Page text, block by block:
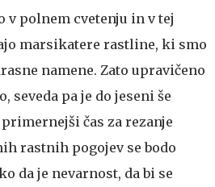
v polnem cvetenju in v tej
marsikatere rastline, ki smo
namene. Zato upravičeno
seveda pa je do jeseni še
čas za rezanje
rastnih pogojev se bodo
da je nevarnost, da bi se